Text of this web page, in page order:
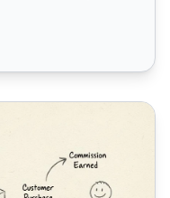
de afiliados: